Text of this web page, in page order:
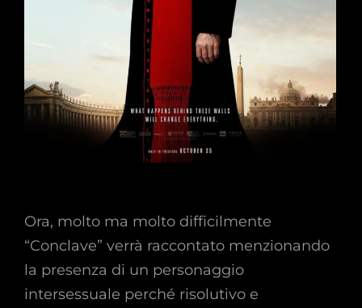
Ora, molto ma molto difficilmente
“Conclave” verrà raccontato menzionando
la presenza di un personaggio
intersessuale perché risolutivo e